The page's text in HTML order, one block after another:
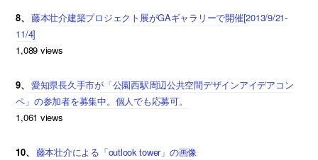
8、 藤本壮介建築プロジェクト展がGAギャラリーで開催[2013/9/21-
11/4]
1,089 views
9、 愛知県長久手市が「公園西駅周辺公共空間デザインアイデアコン
ペ」の参加者を募集中。個人でも応募可。
1,061 views
10、 藤本壮介による「outlook tower」の画像